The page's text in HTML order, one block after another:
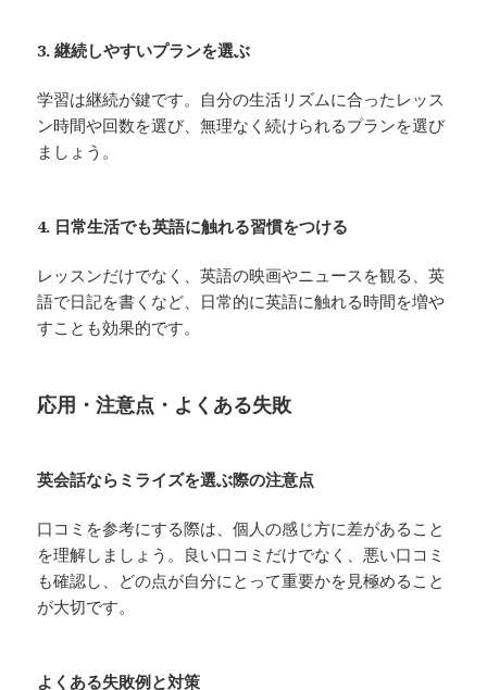
3. 継続しやすいプランを選ぶ
学習は継続が鍵です。自分の生活リズムに合ったレッス
ン時間や回数を選び、無理なく続けられるプランを選び
ましょう。
4. 日常生活でも英語に触れる習慣をつける
レッスンだけでなく、英語の映画やニュースを観る、英
語で日記を書くなど、日常的に英語に触れる時間を増や
すことも効果的です。
応用・注意点・よくある失敗
英会話ならミライズを選ぶ際の注意点
口コミを参考にする際は、個人の感じ方に差があること
を理解しましょう。良い口コミだけでなく、悪い口コミ
も確認し、どの点が自分にとって重要かを見極めること
が大切です。
よくある失敗例と対策